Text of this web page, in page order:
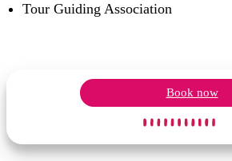
Tour Guiding Association
Book now